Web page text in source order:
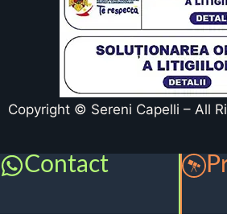
Copyright © Sereni Capelli – All
Contact